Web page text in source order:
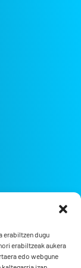
erabiltzen dugu
erabiltzeak aukera
edo webgune